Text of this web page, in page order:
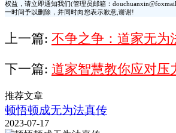
权益，请立即通知我们(管理员邮箱：
一时间予以删除，并同时向您表示歉意,谢谢!
上一篇: 不争之争：道家无为
下一篇: 道家智慧教你应对压
推荐文章
顿悟顿成无为法真传
2023-07-17